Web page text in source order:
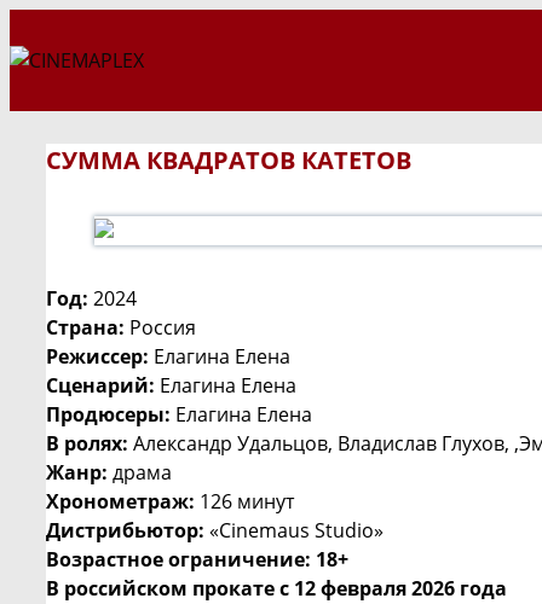
к
СУММА КВАДРАТОВ КАТЕТОВ
Год: 2024
Страна: Россия
Режиссер: Елагина Елена
Сценарий: Елагина Елена
Продюсеры: Елагина Елена
В ролях: Александр Удальцов, Владислав Глухов,
Жанр: драма
Хронометраж: 126 минут
Дистрибьютор: «Cinemaus Studio»
Возрастное ограничение: 18+
В российском прокате с 12 февраля 2026 года